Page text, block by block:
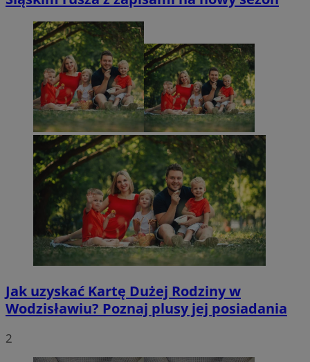
Jak uzyskać Kartę Dużej Rodziny w
Wodzisławiu? Poznaj plusy jej posiadania
2